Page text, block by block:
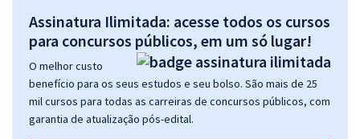
Assinatura Ilimitada: acesse todos os cursos
para concursos públicos, em um só lugar!
O melhor custo
benefício para os seus estudos e seu bolso. São mais de 25
mil cursos para todas as carreiras de concursos públicos, com
garantia de atualização pós-edital.